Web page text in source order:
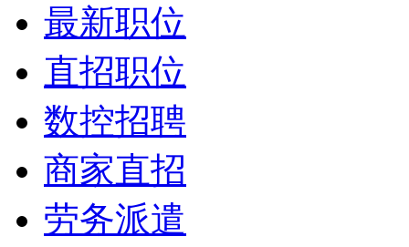
最新职位
直招职位
数控招聘
商家直招
劳务派遣